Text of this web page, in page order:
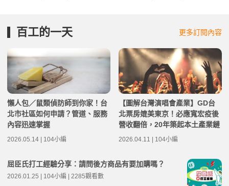
百工的一天 更多訂閱內容
懶人包／鼠類偵防師到你家！台
北市社區如何申請？管道、服務
內容迅速掌握
2026.05.14 | 104小編
【圖解台灣演唱會產業】GD台
北票房媲美東京！必應寬宏疫後
營收翻倍，20年築起本土產業鏈
2026.04.11 | 104小編
屈臣氏打工經驗分享：請問後方商品有要加購嗎？
2026.01.25 | 104小編 | 2285觀看數